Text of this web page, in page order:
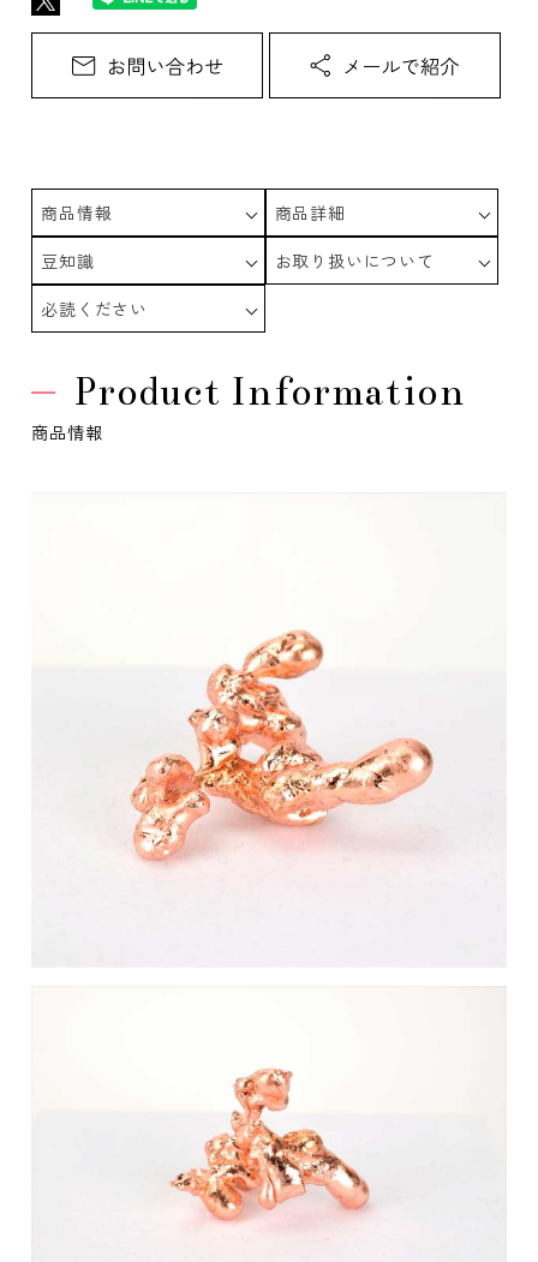
商品情報
商品詳細
豆知識
お取り扱いについて
必読ください
Product Information
商品情報